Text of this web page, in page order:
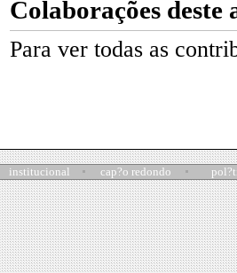
Colaborações deste
Para ver todas as
institucional cap?o redondo